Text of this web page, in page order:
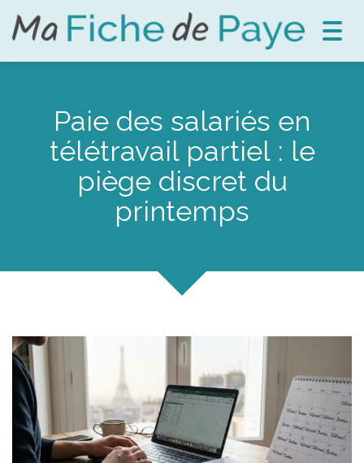
Paie des salariés en
télétravail partiel : le
piège discret du
printemps